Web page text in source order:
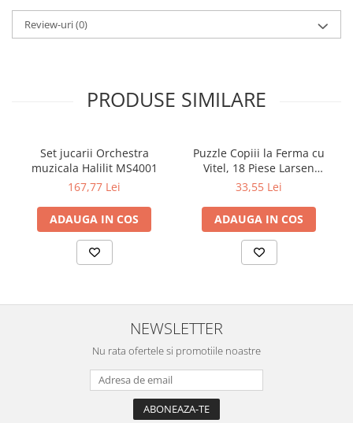
Review-uri(0)
PRODUSE SIMILARE
Set jucarii Orchestra
muzicala Halilit MS4001
167,77 Lei
ADAUGA IN COS
Puzzle Copiii la Ferma cu
Vitel, 18 Piese Larsen
LRBM6
33,55 Lei
ADAUGA IN COS
NEWSLETTER
Nu rata ofertele si promotiile noastre